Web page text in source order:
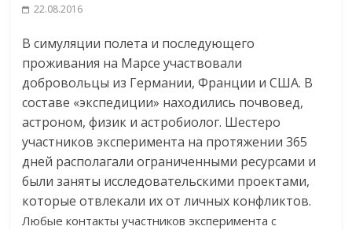
22.08.2016
В симуляции полета и последующего
проживания на Марсе участвовали
добровольцы из Германии, Франции и США. В
составе «экспедиции» находились почвовед,
астроном, физик и астробиолог. Шестеро
участников эксперимента на протяжении 365
дней располагали ограниченными ресурсами и
были заняты исследовательскими проектами,
которые отвлекали их от личных конфликтов.
Любые контакты участников эксперимента с